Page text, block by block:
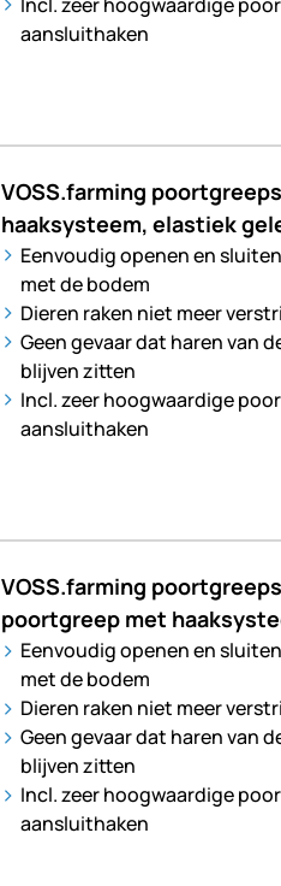
aansluithaken
VOSS.farming
haaksysteem, elastiek
Eenvoudig openen en
met de bodem
Dieren raken niet meer
Geen gevaar dat haren van
blijven zitten
Incl. zeer hoogwaardige
aansluithaken
VOSS.farming
poortgreep met
Eenvoudig openen en
met de bodem
Dieren raken niet meer
Geen gevaar dat haren van
blijven zitten
Incl. zeer hoogwaardige
aansluithaken